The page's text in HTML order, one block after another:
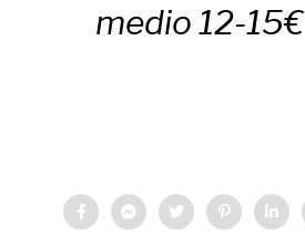
medio 12-15€